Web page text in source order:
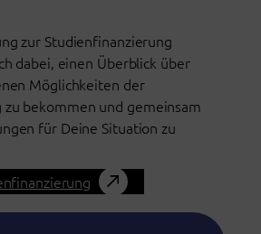
zur Studienfinanzierung
dabei, einen Überblick über
Möglichkeiten der
bekommen und gemeinsam
für Deine Situation zu